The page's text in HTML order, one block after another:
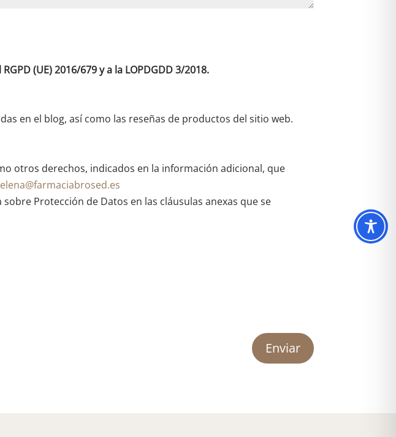
(UE) 2016/679 y a la LOPDGDD 3/2018.
en el blog, así como las reseñas de productos del sitio web.
otros derechos, indicados en la información adicional, que
elena@farmaciabrosed.es
Protección de Datos en las cláusulas anexas que se
Enviar